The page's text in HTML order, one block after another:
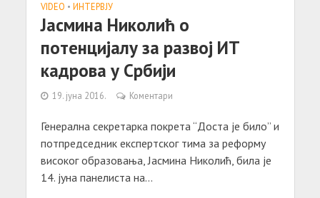
VIDEO • ИНТЕРВЈУ
Jасмина Николић о
потенцијалу за развој ИТ
кадрова у Србији
19. јуна 2016. Коментари
Генерална секретарка покрета “Доста је било” и
потпредседник експертског тима за реформу
високог образовања, Јасмина Николић, била је
14. јуна панелиста на...